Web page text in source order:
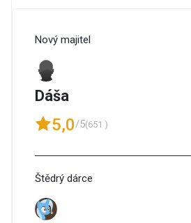
Nový majitel
Dáša
5,0/5(651 )
Štědrý dárce